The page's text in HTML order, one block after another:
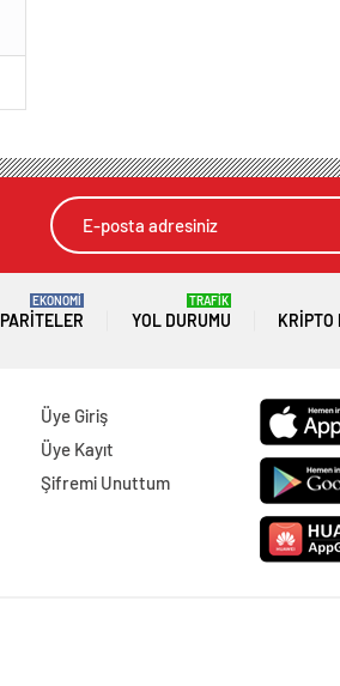
PARITELER
EKONOMİ
YOL DURUMU
TRAFİK
KRIPTO
Üye Giriş
Üye Kayıt
Şifremi Unuttum